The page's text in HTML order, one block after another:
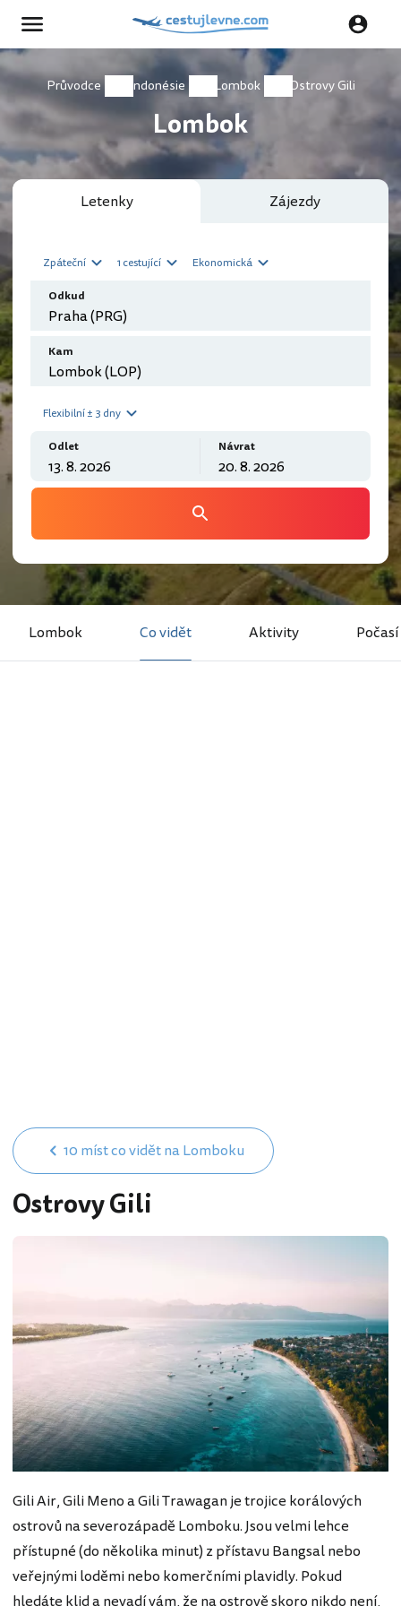
Průvodce Indonésie Lombok Ostrovy Gili
Lombok
Letenky Zájezdy
Zpáteční 1 cestující Ekonomická
Odkud
Kam
Flexibilní ± 3 dny
Odlet Návrat
Lombok Co vidět Aktivity Počasí
10 míst co vidět na Lomboku
Ostrovy Gili
Gili Air, Gili Meno a Gili Trawagan je trojice korálových
ostrovů na severozápadě Lomboku. Jsou velmi lehce
přístupné (do několika minut) z přístavu Bangsal nebo
veřejnými loděmi nebo komerčními plavidly. Pokud
hledáte klid a nevadí vám, že na ostrově skoro nikdo není,